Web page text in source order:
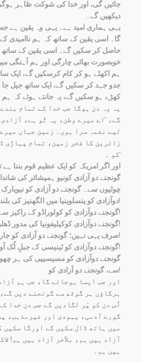
جائیں گی، اور خدا کی شوکت ظاہر
دیکھیں گے۔
یہی ہماری امید ہے۔ یہی وہ یقین ہے
گا۔ اسی یقین کے ساتھ کہ ہم ناامیدی
حاصل کر سکیں گے۔ اسی یقین کے ساتھ
خوبصورت بھائی چارگی اور ہم آہنگی
ہم اکھٹے ہو کر کام کرسکیں گے، ایک
جدو جہد کر سکیں گے، ایک ساتھ جیل جا
کھڑے ہو سکیں گے، یہ جانتے ہوئے کہ ہم
یہ وہ دن ہوگا جب خدا کے تمام
گے، ’اے میرے وطن، یہ تُو ہے،
لیے نغمہ سرا ہوں۔ زمین جہاں
زائرین کا فخر زمین، تمام پہاڑی
کو ۔‘
اور اگر امریکہ کو ایک عظیم قوم بننا
گونجنے دو آزادی کونیو ہمپشائر کی
چوٹیوں سے۔ گونجنے دو آزادی کو
دوآزادی کو پنسلوینیا میں الگھنیز کی بلندیوں سے!
گونجنے دوآزادی کو کولوراڈو کے راکیز سے!
گونجنے دوآزادی کوکیلیفونیا کی مدور ڈھلوانوں سے!
صرف یہی نہیں؛ گونجنے دو آزادی کو جارجیا کے جبلِ اسٹون سے!
گونجنے دوآزادی کو ٹینیسی کے جبلِ لُک آوٹ سے!
گونجنے دوآزادی کو مسیسیپی کی ہر
سے، گونجنے دو آزادی کو!
اور جب ایسا ہوجائے گا، جب ہم
ہرگاؤں ہر گوٹھ سے گونجنے دیں
اُس دن کو پَر لگادیں گے جس دن خدا
گورے آدمی، یہودی اور غیرمذہب،
میں ہاتھ ڈال سکیں گے اورگا سکیں
آزاد ہیں ہم، بلآخر آزاد ہیں ہم!
ہیں ہم۔